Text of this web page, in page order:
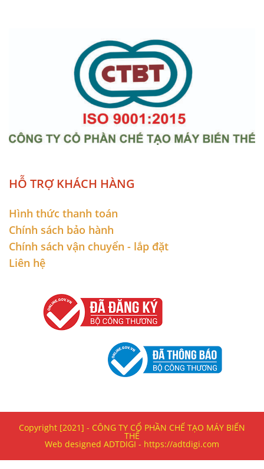
HỖ TRỢ KHÁCH HÀNG
Hình thức thanh toán
Chính sách bảo hành
Chính sách vận chuyển - lắp đặt
Liên hệ
Copyright [2021] - CÔNG TY CỔ PHẦN CHẾ TẠO MÁY BIẾN
THẾ
Web designed ADTDIGI - https://adtdigi.com